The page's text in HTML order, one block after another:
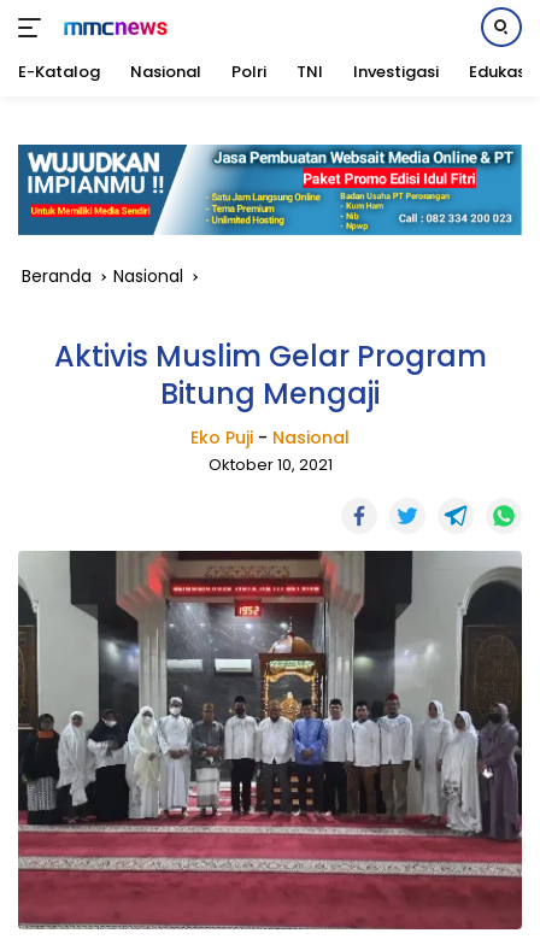
konten
E-Katalog Nasional Polri TNI Investigasi Edukasi
Beranda Nasional
Aktivis Muslim Gelar Program
Bitung Mengaji
Eko Puji - Nasional
Oktober 10, 2021